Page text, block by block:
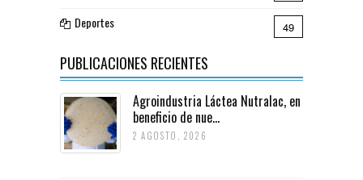
Deportes 49
PUBLICACIONES RECIENTES
Agroindustria Láctea Nutralac, en
beneficio de nue...
2 AGOSTO, 2026